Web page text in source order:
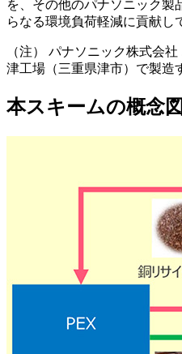
を、その他のパナソニック製
らなる環境負荷軽減に貢献し
（注）
パナソニック株式会
津工場（三重県津市）で製造
本スキームの概念図